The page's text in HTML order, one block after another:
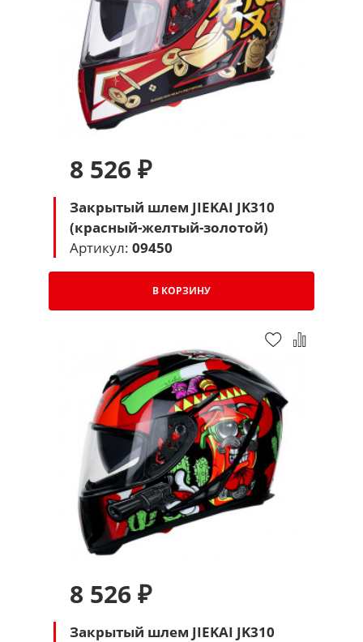
8 526 ₽
Закрытый шлем JIEKAI JK310
(красный-желтый-золотой)
Артикул: 09450
В КОРЗИНУ
8 526 ₽
Закрытый шлем JIEKAI JK310